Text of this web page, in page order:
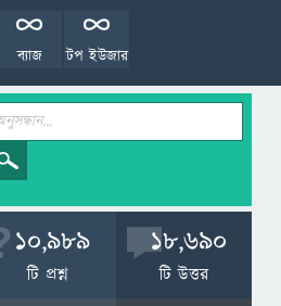
টপ ইউজার
ব্যাজ
10,989
টি প্রশ্ন
18,690
টি উত্তর